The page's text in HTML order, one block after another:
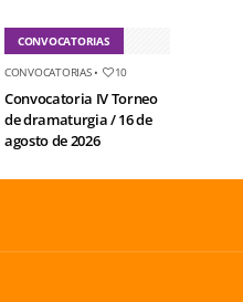
CONVOCATORIAS
CONVOCATORIAS• 10
Convocatoria IV Torneo
de dramaturgia / 16 de
agosto de 2026